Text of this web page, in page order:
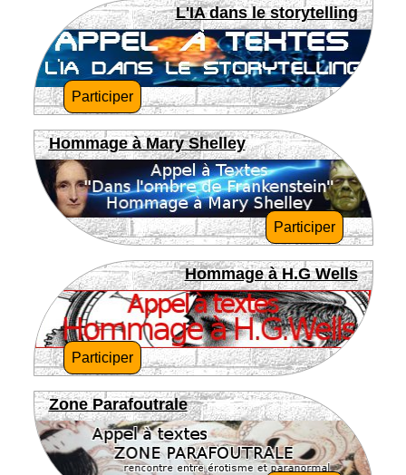
L'IA dans le storytelling
Participer
Hommage à Mary Shelley
Participer
Hommage à H.G Wells
Participer
Zone Parafoutrale